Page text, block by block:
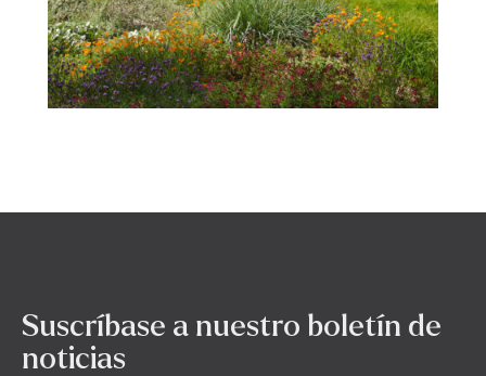
Suscríbase a nuestro boletín de
noticias